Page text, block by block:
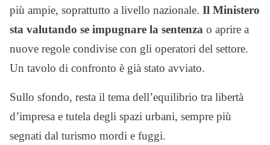
più ampie, soprattutto a livello nazionale. Il Ministero
sta valutando se impugnare la sentenza o aprire a
nuove regole condivise con gli operatori del settore.
Un tavolo di confronto è già stato avviato.
Sullo sfondo, resta il tema dell’equilibrio tra libertà
d’impresa e tutela degli spazi urbani, sempre più
segnati dal turismo mordi e fuggi.